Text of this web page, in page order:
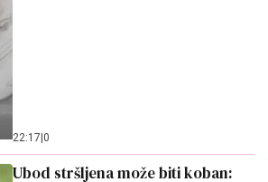
22:17 0
Ubod stršljena može biti koban: